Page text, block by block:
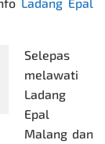
Selepas
melawati
Ladang
Epal
Malang dan